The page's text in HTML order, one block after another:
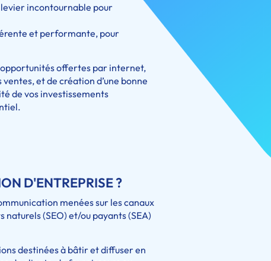
levier incontournable pour
et performante, pour
opportunités offertes par internet,
et de création d’une bonne
de vos investissements
D'ENTREPRISE ?
menées sur les canaux
(SEO) et/ou payants (SEA)
destinées à bâtir et diffuser en